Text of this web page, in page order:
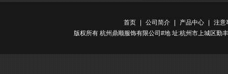
首页 公司简介 产品中心
注意
版权所有 杭州鼎顺服饰有限公司#地 址:杭州市上城区